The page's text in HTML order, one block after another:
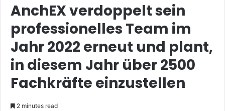
AnchEX verdoppelt sein
professionelles Team im
Jahr 2022 erneut und plant,
in diesem Jahr über 2500
Fachkräfte einzustellen
2 minutes read